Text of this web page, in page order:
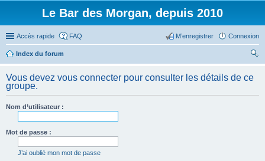
Le Bar des Morgan, depuis 2010
Accès rapide FAQ Connexion
M’enregistrer
Index du forum
her
ch
Vous devez vous connecter pour consulter les détails de ce
groupe.
Nom d’utilisateur :
Mot de passe :
J’ai oublié mon mot de passe